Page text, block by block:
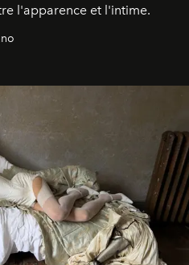
l'apparence et l'intime.